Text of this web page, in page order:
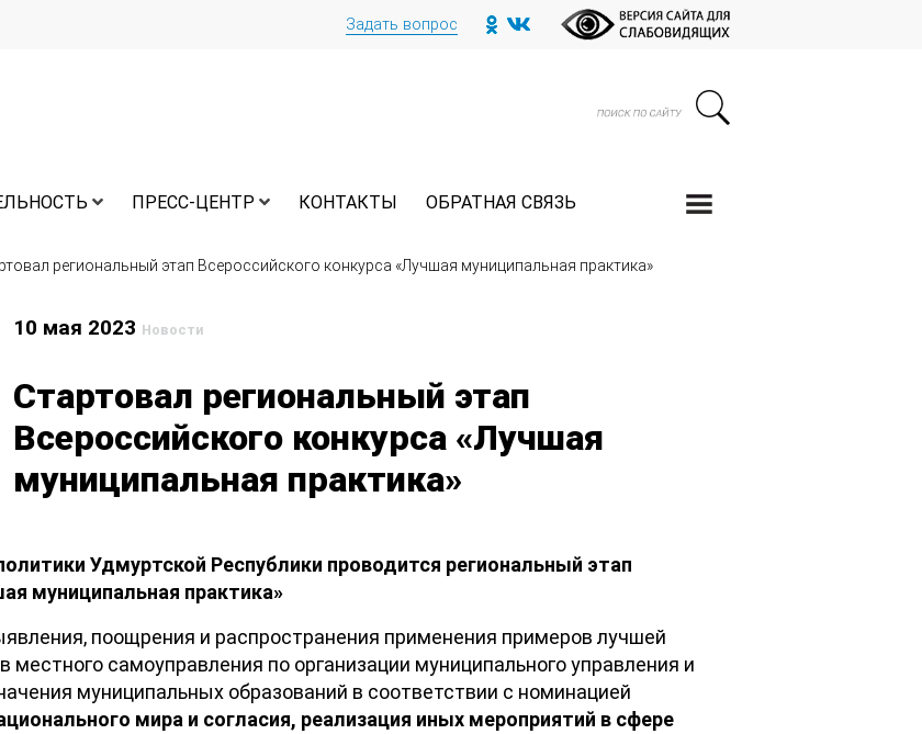
Задать вопрос
ПРЕСС-ЦЕНТР КОНТАКТЫ ОБРАТНАЯ СВЯЗЬ
региональный этап Всероссийского конкурса «Лучшая муниципальная практика»
10 мая 2023 Новости
Стартовал региональный этап
Всероссийского конкурса «Лучшая
муниципальная практика»
Удмуртской Республики проводится региональный этап
муниципальная практика»
поощрения и распространения применения примеров лучшей
местного самоуправления по организации муниципального управления и
муниципальных образований в соответствии с номинацией
мира и согласия, реализация иных мероприятий в сфере